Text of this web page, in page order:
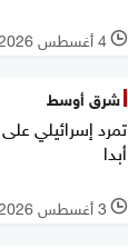
l 4 أغسطس 2026
شرق أوسط
تمرد إسرائيلي
أبدا
l 3 أغسطس 2026